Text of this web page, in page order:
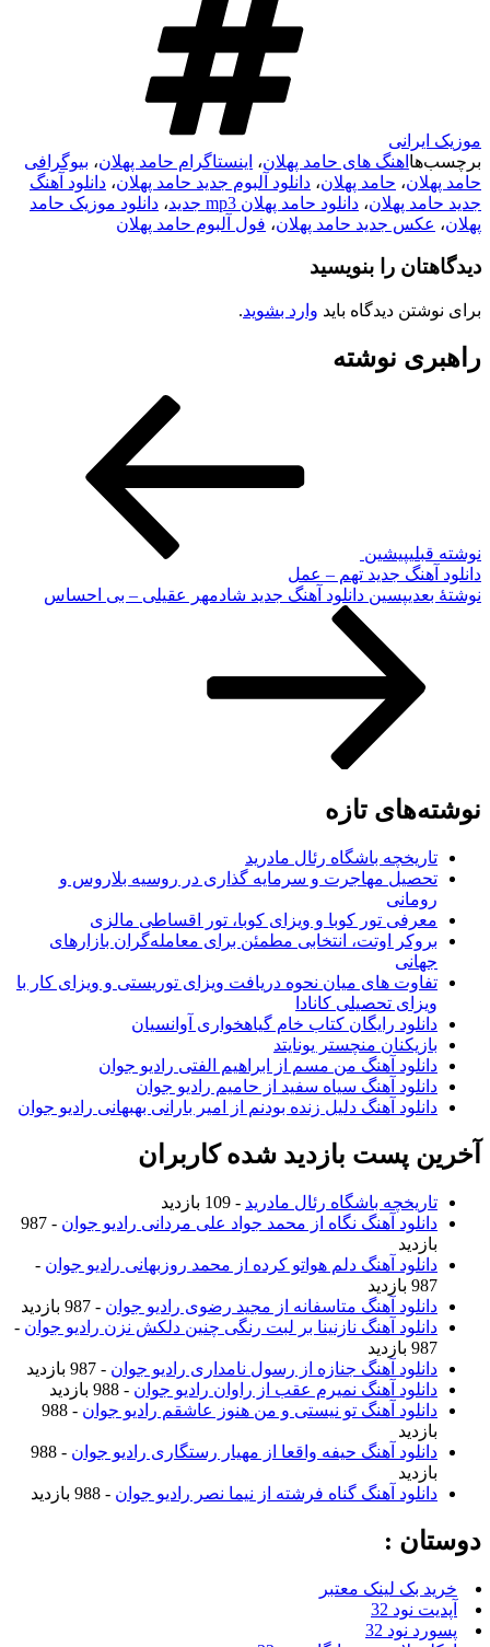
موزیک ایرانی
برچسب‌ها اهنگ های حامد پهلان، اینستاگرام حامد پهلان، بیوگرافی
حامد پهلان، حامد پهلان، دانلود آلبوم جدید حامد پهلان، دانلود آهنگ
جدید حامد پهلان، دانلود حامد پهلان mp3 جدید ، دانلود موزیک حامد
پهلان، عکس جدید حامد پهلان، فول آلبوم حامد پهلان
دیدگاهتان را بنویسید
برای نوشتن دیدگاه باید وارد بشوید.
راهبری نوشته
نوشته قبلیپیشین
دانلود آهنگ جدید تهم – عمل
نوشته‌ٔ بعدیپسین دانلود آهنگ جدید شادمهر عقیلی – بی احساس
نوشته‌های تازه
تاریخچه باشگاه رئال مادرید
تحصیل مهاجرت و سرمایه گذاری در روسیه بلاروس و
رومانی
معرفی تور کوبا و ویزای کوبا، تور اقساطی مالزی
بروکر اوتت، انتخابی مطمئن برای معامله‌گران بازارهای
جهانی
تفاوت های میان نحوه دریافت ویزای توریستی و ویزای کار با
ویزای تحصیلی کانادا
دانلود رایگان کتاب خام گیاهخواری آوانسیان
بازیکنان منچستر یونایتد
دانلود آهنگ من مسم از ابراهیم الفتی رادیو جوان
دانلود آهنگ سیاه سفید از حامیم رادیو جوان
دانلود آهنگ دلیل زنده بودنم از امیر بارانی بهبهانی رادیو جوان
آخرین پست بازدید شده کاربران
تاریخچه باشگاه رئال مادرید - 109 بازدید
دانلود آهنگ نگاه از محمد جواد علی مردانی رادیو جوان
- 987
بازدید
دانلود آهنگ دلم هواتو کرده از محمد روزبهانی رادیو جوان -
987 بازدید
دانلود آهنگ متاسفانه از مجید رضوی رادیو جوان - 987 بازدید
دانلود آهنگ نازنینا بر لبت رنگی چنین دلکش نزن رادیو جوان -
987 بازدید
دانلود آهنگ جنازه از رسول نامداری رادیو جوان - 987 بازدید
دانلود آهنگ نمیرم عقب از راوان رادیو جوان - 988 بازدید
دانلود آهنگ تو نیستی و من هنوز عاشقم رادیو جوان
- 988
بازدید
دانلود آهنگ حیفه واقعا از مهیار رستگاری رادیو جوان
- 988
بازدید
دانلود آهنگ گناه فرشته از نیما نصر رادیو جوان - 988 بازدید
دوستان :
خرید بک لینک معتبر
آپدیت نود 32
پسورد نود 32